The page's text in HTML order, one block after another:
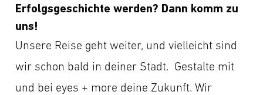
Erfolgsgeschichte werden? Dann komm zu
uns!
Unsere Reise geht weiter, und vielleicht sind
wir schon bald in deiner Stadt. Gestalte mit
und bei eyes + more deine Zukunft. Wir